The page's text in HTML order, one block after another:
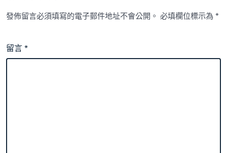
發佈留言必須填寫的電子郵件地址不會公開。 必填欄位標示為*
留言*